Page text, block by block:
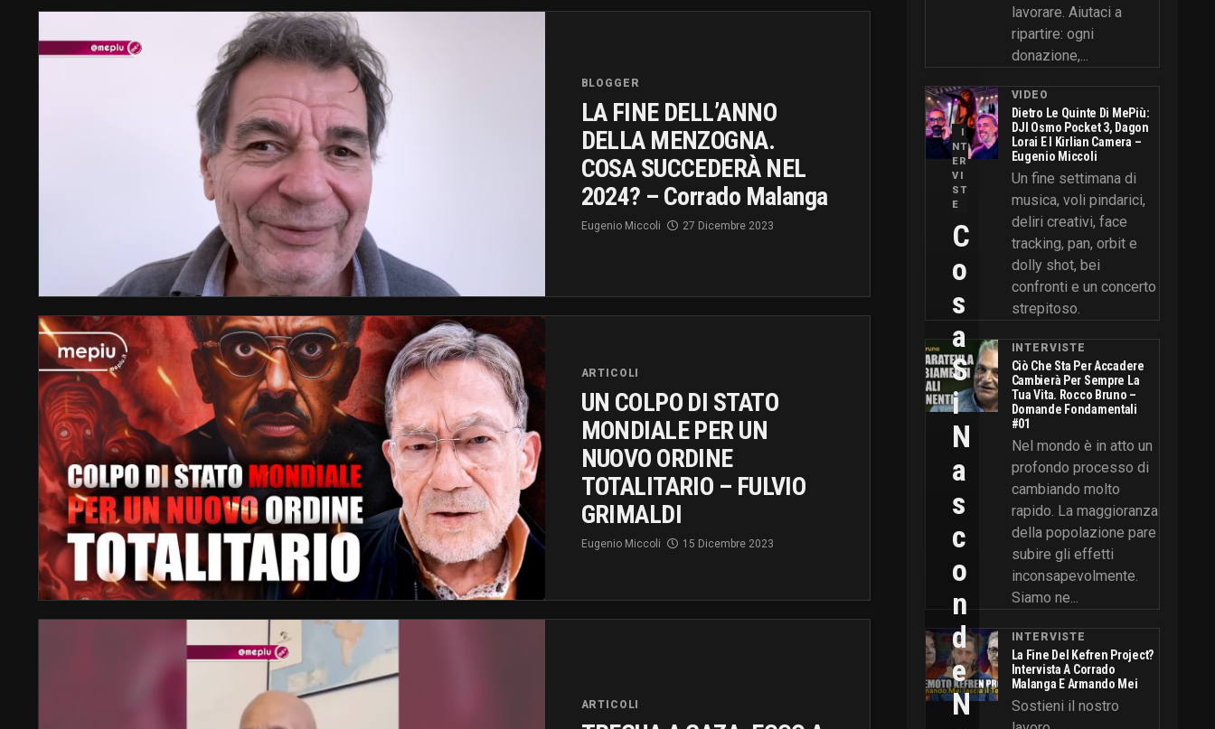
BLOGGER
LA FINE DELL’ANNO
DELLA MENZOGNA.
COSA SUCCEDERÀ NEL
2024? – Corrado Malanga
Eugenio Miccoli 27 Dicembre 2023
ARTICOLI
UN COLPO DI STATO
MONDIALE PER UN
NUOVO ORDINE
TOTALITARIO – FULVIO
GRIMALDI
Eugenio Miccoli 15 Dicembre 2023
ARTICOLI
lavorare. Aiutaci a
ripartire: ogni
donazione,...
VIDEO
Dietro Le Quinte Di MePiù:
DJI Osmo Pocket 3, Dagon
Lorai E I Kirlian Camera –
Eugenio Miccoli
Un fine settimana di
musica, voli pindarici,
deliri creativi, face
tracking, pan, orbit e
dolly shot, bei
confronti e un concerto
strepitoso.
INTERVISTE
Ciò Che Sta Per Accadere
Cambierà Per Sempre La
Tua Vita. Rocco Bruno –
Domande Fondamentali
#01
Nel mondo è in atto un
profondo processo di
cambiando molto
rapido. La maggioranza
della popolazione pare
subire gli effetti
inconsapevolmente.
Siamo ne...
INTERVISTE
La Fine Del Kefren Project?
Intervista A Corrado
Malanga E Armando Mei
Sostieni il nostro
I
NT
ER
VI
ST
E
C
O
S
A
S
I
N
A
S
C
O
N
D
E
N